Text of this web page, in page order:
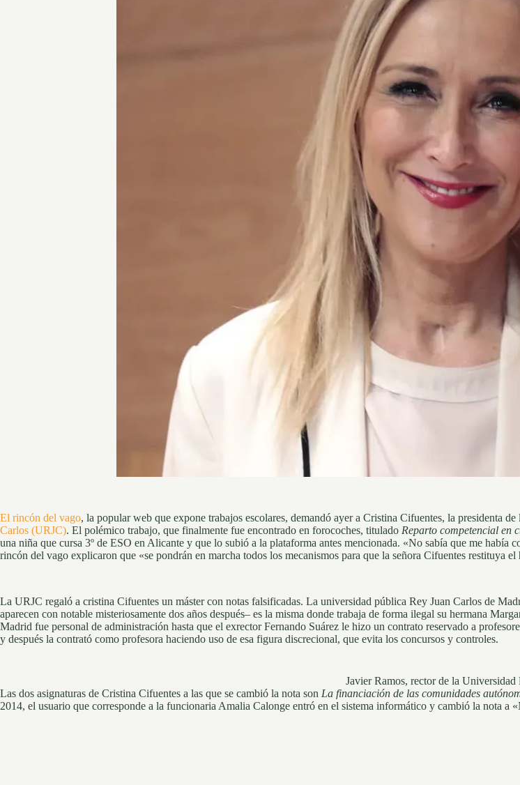
El rincón del vago, la popular web que expone trabajos escolares, demandó ayer a Cristina Cifuentes, la presidenta
Carlos (URJC). El polémico trabajo, que finalmente fue encontrado en forocoches, titulado Reparto competencial en
una niña que cursa 3º de ESO en Alicante y que lo subió a la plataforma antes mencionada. «No sabía que me
rincón del vago explicaron que «se pondrán en marcha todos los mecanismos para que la señora Cifuentes restituya el
La URJC regaló a cristina Cifuentes un máster con notas falsificadas. La universidad pública Rey Juan Carlos de
aparecen con notable misteriosamente dos años después– es la misma donde trabaja de forma ilegal su hermana
Madrid fue personal de administración hasta que el exrector Fernando Suárez le hizo un contrato reservado a
y después la contrató como profesora haciendo uso de esa figura discrecional, que evita los concursos y controles.
Javier Ramos, rector de la Universidad
Las dos asignaturas de Cristina Cifuentes a las que se cambió la nota son La financiación de las comunidades
2014, el usuario que corresponde a la funcionaria Amalia Calonge entró en el sistema informático y cambió la nota a